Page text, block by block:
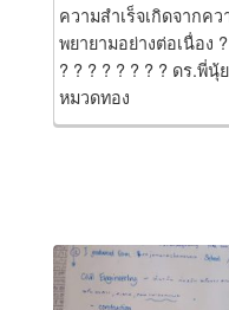
ความสำเร็จเกิดจากคว
พยายามอย่างต่อเนื่อง
? ? ? ? ? ? ? ? ดร.พี่นุ้
หมวดทอง
https://
English -อันดับ 2 ของป
การสอบพรี ม.ต้น ขณะ